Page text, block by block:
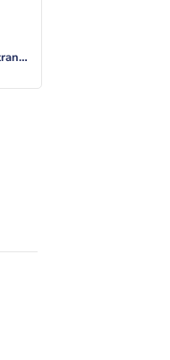
Actualités Météo à l'étranger